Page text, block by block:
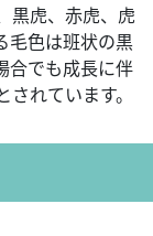
黒虎、赤虎、虎
毛色は班状の黒
合でも成長に伴
れています。